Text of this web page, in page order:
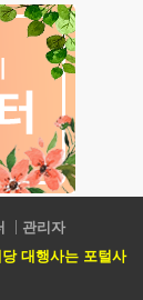
관리자
대행사는 포털사